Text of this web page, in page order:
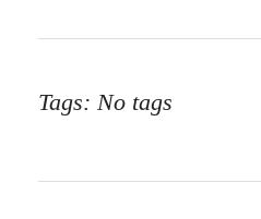
Tags: No tags